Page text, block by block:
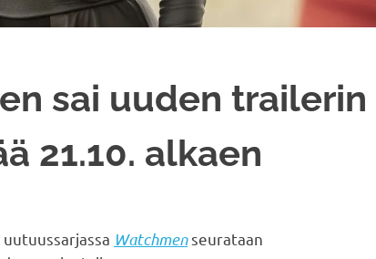
sai uuden trailerin
21.10. alkaen
uutuussarjassa Watchmenseurataan